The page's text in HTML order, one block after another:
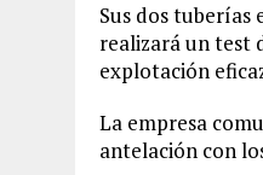
Sus dos tuberías
realizará un test
explotación
La empresa
antelación con